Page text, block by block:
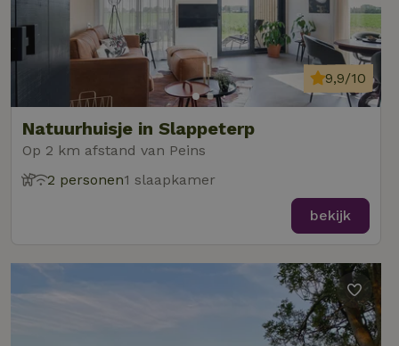
Natuurhuisje in Slappeterp
Op 2 km afstand van Peins
9,9/10
2 personen1 slaapkamer
bekijk